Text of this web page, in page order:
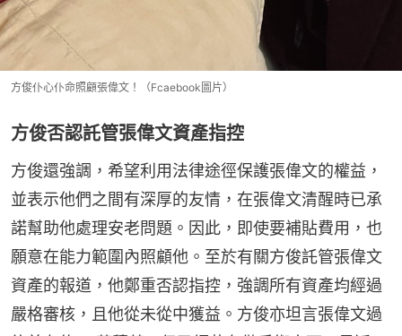
方俊仆心仆命照顧張偉文！（Fcaebook圖片）
方俊否認託管張偉文資產指控
方俊還強調，希望利用法律途徑保護張偉文的權益，
並表示他們之間有深厚的友情，在張偉文清醒時已承
諾幫助他處理安老問題。因此，即使要補貼費用，也
願意在能力範圍內照顧他。至於有關方俊託管張偉文
資產的報道，他鄭重否認指控，強調所有資產均經過
嚴格審核，且他從未從中獲益。方俊亦坦言張偉文過